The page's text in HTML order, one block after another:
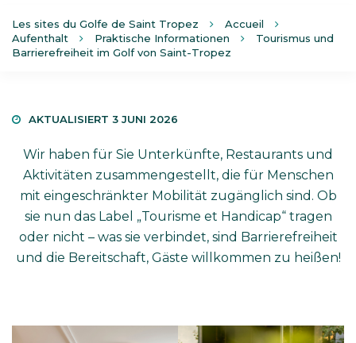
Les sites du Golfe de Saint Tropez
Accueil
Aufenthalt
Praktische Informationen
Tourismus und
Barrierefreiheit im Golf von Saint-Tropez
AKTUALISIERT 3 JUNI 2026
Wir haben für Sie Unterkünfte, Restaurants und
Aktivitäten zusammengestellt, die für Menschen
mit eingeschränkter Mobilität zugänglich sind. Ob
sie nun das Label „Tourisme et Handicap“ tragen
oder nicht – was sie verbindet, sind Barrierefreiheit
und die Bereitschaft, Gäste willkommen zu heißen!